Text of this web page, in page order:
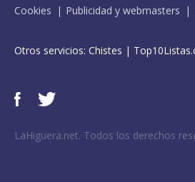
Cookies
Publicidad y webmasters
Otros servicios: Chistes |
LaHiguera.net. Todos los derechos